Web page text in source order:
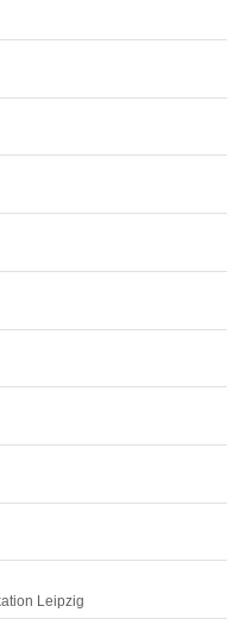
Leipzig